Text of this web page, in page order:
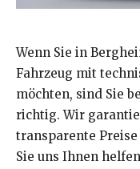
Wenn Sie in
Fahrzeug mit
möchten, sind Sie
richtig. Wir
transparente
Sie uns Ihnen